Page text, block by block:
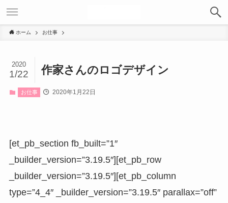
ホーム お仕事
作家さんのロゴデザイン
2020
1/22
お仕事 2020年1月22日
[et_pb_section fb_built=”1″
_builder_version=”3.19.5″][et_pb_row
_builder_version=”3.19.5″][et_pb_column
type=”4_4″ _builder_version=”3.19.5″ parallax=”off”